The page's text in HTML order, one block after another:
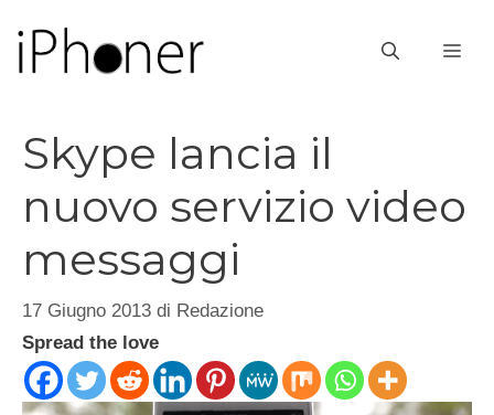
contenuto
Skype lancia il
nuovo servizio video
messaggi
17 Giugno 2013 di Redazione
Spread the love